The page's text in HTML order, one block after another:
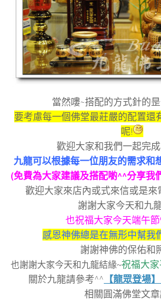
當然嘍~搭配的方式針的
要考慮每一個佛堂最莊嚴的配置還
呢!
歡迎大家和我們一起完
九龍可以根據每一位朋友的需求和
(免費為大家建議及搭配喲^^分享我
歡迎大家來店內或式來信或是來
謝謝大家今天和九
也祝福大家今天端午
感恩神佛總是在無形中幫我
謝謝神佛的保佑和
也謝謝大家今天和九龍結緣~祝福大
關於九龍請參考^^ 【龍眾登場
相關圓滿佛堂文章